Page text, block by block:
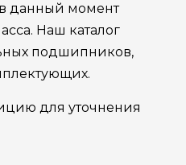
данный момент
Наш каталог
подшипников,
для уточнения